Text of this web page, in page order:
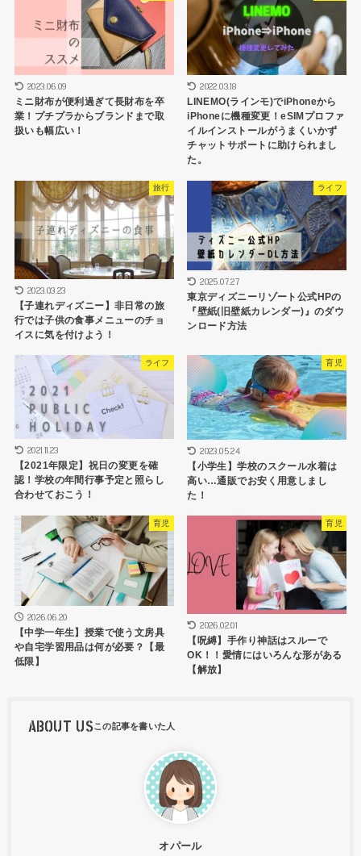
2023.06.09
ミニ財布が便利過ぎて長財布を卒
業！プチプラからブランドまで取
扱いも幅広い！
2022.03.18
LINEMO(ラインモ)でiPhoneから
iPhoneに機種変更！eSIMプロファ
イルインストールがうまくいかず
チャットサポートに助けられまし
た。
旅行
2023.03.23
【子連れディズニー】非日常の旅
行では子供の食事メニューのチョ
イスに気を付けよう！
ライフ
2025.07.27
東京ディズニーリゾート公式HPの
『壁紙(旧壁紙カレンダー)』のダウ
ンロード方法
ライフ
2021.11.23
【2021年限定】祝日の変更を確
認！学校の年間行事予定と照らし
合わせておこう！
育児
2023.05.24
【小学生】学校のスクール水着は
高い…通販でお安く用意しまし
た！
育児
2026.06.20
【中学一年生】授業で使う文房具
や自宅学習用品は何が必要？【最
低限】
育児
2026.02.01
【呪縛】手作り神話はスルーで
OK！！愛情にはいろんな形がある
【解放】
ABOUT US
オパール